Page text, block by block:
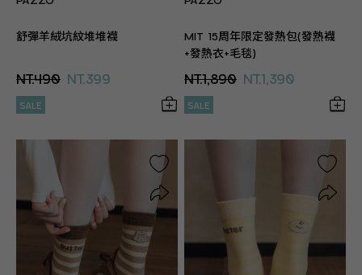
舒彈羊絨坑紋堆堆襪
NT.490 NT.399
SALE
MIT 15周年限定發熱包(發熱襪
+發熱衣+毛毯)
NT.1,890 NT.1,390
SALE